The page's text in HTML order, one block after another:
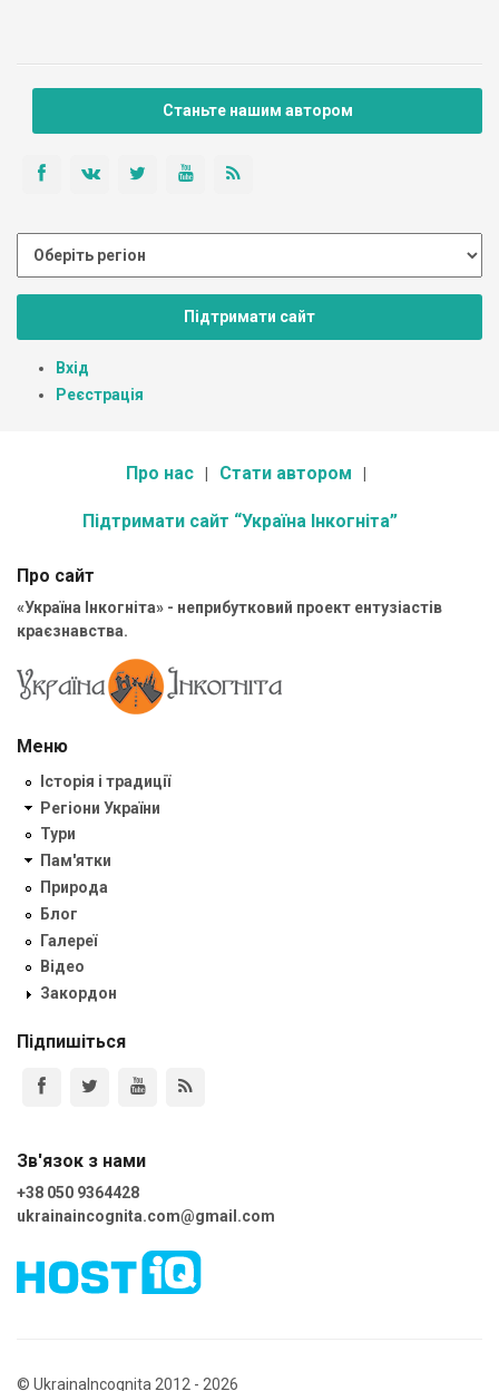
Станьте нашим автором
Підтримати сайт
Вхід
Реєстрація
Про нас Стати автором
Підтримати сайт “Україна Інкогніта”
Про сайт
«Україна Інкогніта» - неприбутковий проект ентузіастів
краєзнавства.
Меню
Історія і традиції
Регіони України
Тури
Пам'ятки
Природа
Блог
Галереї
Відео
Закордон
Підпишіться
Зв'язок з нами
+38 050 9364428
ukrainaincognita.com@gmail.com
© UkrainaIncognita 2012 - 2026